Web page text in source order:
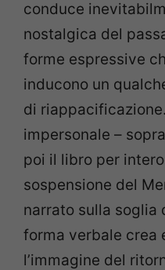
conduce
nostalgica del
forme espressive
inducono un
di
impersonale –
poi il libro per
sospensione del
narrato sulla soglia
forma verbale crea
l’immagine del